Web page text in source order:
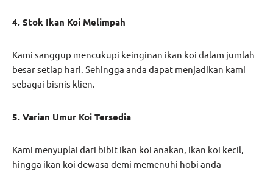
4. Stok Ikan Koi Melimpah
Kami sanggup mencukupi keinginan ikan koi dalam jumlah
besar setiap hari. Sehingga anda dapat menjadikan kami
sebagai bisnis klien.
5. Varian Umur Koi Tersedia
Kami menyuplai dari bibit ikan koi anakan, ikan koi kecil,
hingga ikan koi dewasa demi memenuhi hobi anda